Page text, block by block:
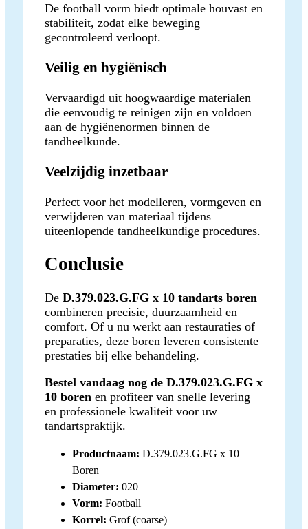
De football vorm biedt optimale houvast en
stabiliteit, zodat elke beweging
gecontroleerd verloopt.
Veilig en hygiënisch
Vervaardigd uit hoogwaardige materialen
die eenvoudig te reinigen zijn en voldoen
aan de hygiënenormen binnen de
tandheelkunde.
Veelzijdig inzetbaar
Perfect voor het modelleren, vormgeven en
verwijderen van materiaal tijdens
uiteenlopende tandheelkundige procedures.
Conclusie
De D.379.023.G.FG x 10 tandarts boren
combineren precisie, duurzaamheid en
comfort. Of u nu werkt aan restauraties of
preparaties, deze boren leveren consistente
prestaties bij elke behandeling.
Bestel vandaag nog de D.379.023.G.FG x
10 boren en profiteer van snelle levering
en professionele kwaliteit voor uw
tandartspraktijk.
Productnaam: D.379.023.G.FG x 10
Boren
Diameter: 020
Vorm: Football
Korrel: Grof (coarse)